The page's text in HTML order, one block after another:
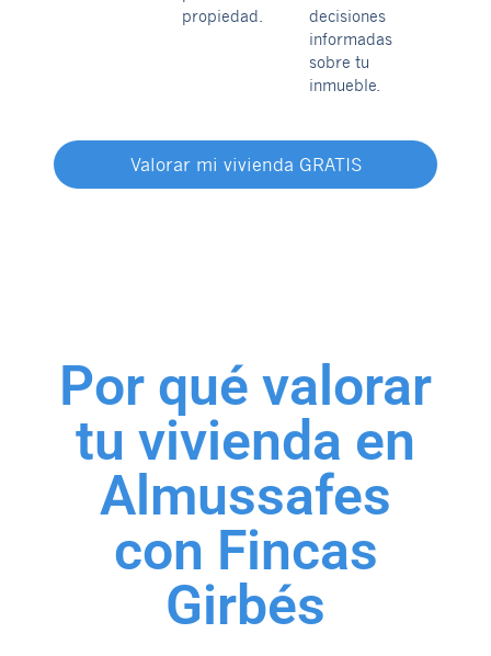
propiedad.
decisiones
informadas
sobre tu
inmueble.
Valorar mi vivienda GRATIS
Por qué valorar
tu vivienda en
Almussafes
con Fincas
Girbés